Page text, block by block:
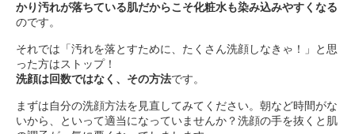
かり汚れが落ちている肌だからこそ化粧水も染み込みやすくなる
のです。
それでは「汚れを落とすために、たくさん洗顔しなきゃ！」と思
った方はストップ！
洗顔は回数ではなく、その方法です。
まずは自分の洗顔方法を見直してみてください。朝など時間がな
いから、といって適当になっていませんか？洗顔の手を抜くと肌